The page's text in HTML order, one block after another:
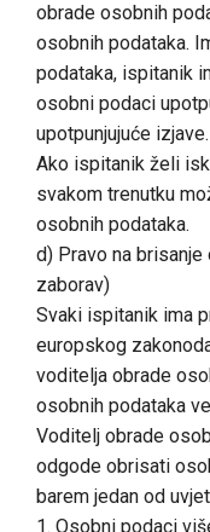
obrade osobnih
osobnih podataka.
podataka, ispitanik
osobni podaci
upotpunjujuće izjave.
Ako ispitanik želi
svakom trenutku
osobnih podataka.
d) Pravo na
zaborav)
Svaki ispitanik ima
europskog
voditelja obrade
osobnih podataka
Voditelj obrade
odgode obrisati
barem jedan od
1. Osobni podaci